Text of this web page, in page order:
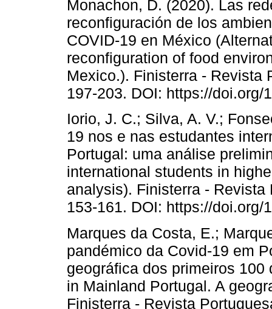
Monachon, D. (2020). Las
reconfiguración de los
COVID-19 en México
reconfiguration of food
Mexico.). Finisterra - Revista
197-203. DOI: https://
Iorio, J. C.; Silva, A. V.;
19 nos e nas estudantes
Portugal: uma análise
international students in
analysis). Finisterra - Revista
153-161. DOI: https://
Marques da Costa, E.;
pandémico da Covid-19 em
geográfica dos primeiros
in Mainland Portugal. A
Finisterra - Revista